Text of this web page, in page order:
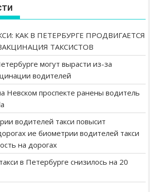
КАК В ПЕТЕРБУРГЕ ПРОДВИГАЕТСЯ
ТАКСИСТОВ
могут вырасти из-за
водителей
Невском проспекте ранены водитель
водителей такси повысит
ие биометрии водителей такси
на дорогах
в Петербурге снизилось на 20